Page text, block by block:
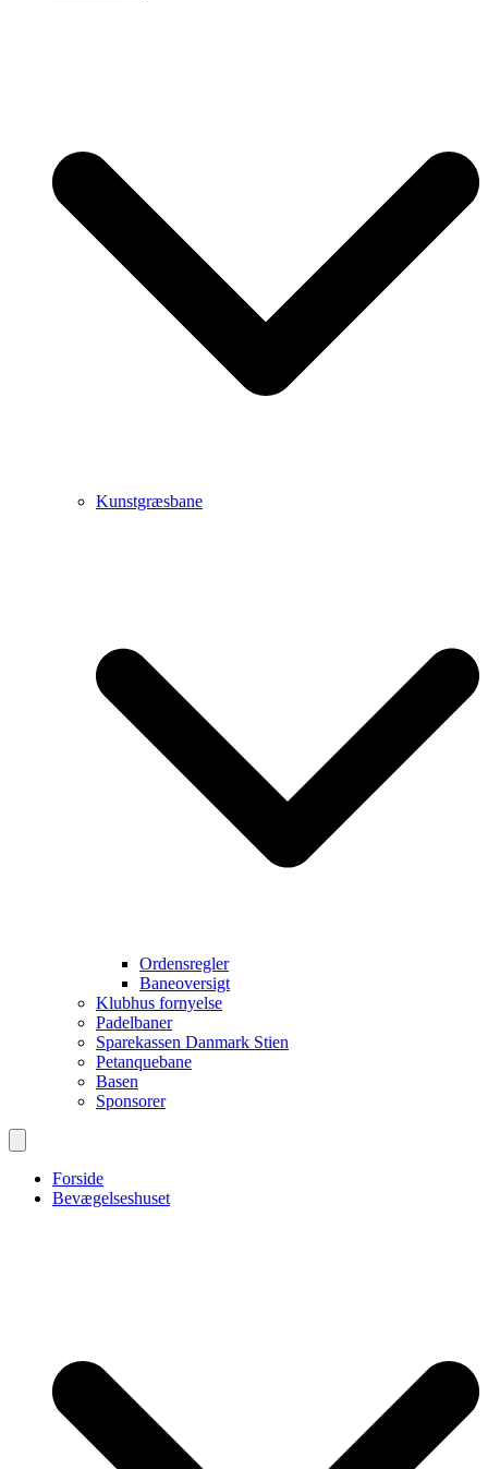
Kunstgræsbane
Ordensregler
Baneoversigt
Klubhus fornyelse
Padelbaner
Sparekassen Danmark Stien
Petanquebane
Basen
Sponsorer
Forside
Bevægelseshuset